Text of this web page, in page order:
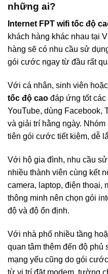
những ai?
Internet FPT wifi tốc độ
khách hàng khác nhau tại
hàng sẽ có nhu cầu sử
gói cước ngay từ đầu rất
Với cá nhân, sinh viên
tốc độ cao đáp ứng tốt
YouTube, dùng Facebook,
và giải trí hằng ngày.
tiên gói cước tiết kiệm, dễ
Với hộ gia đình, nhu cầu
nhiều thành viên cùng kết
camera, laptop, điện thoại,
thông minh nên chọn gói
độ và độ ổn định.
Với nhà phố nhiều tầng
quan tâm thêm đến độ phủ
mạng yếu cũng do gói
từ vị trí đặt modem, tường